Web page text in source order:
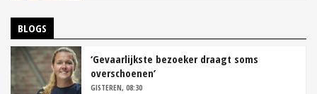
BLOGS
‘Gevaarlijkste bezoeker draagt soms
overschoenen’
GISTEREN, 08:30